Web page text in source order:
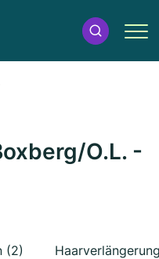
O.L. -
(2)